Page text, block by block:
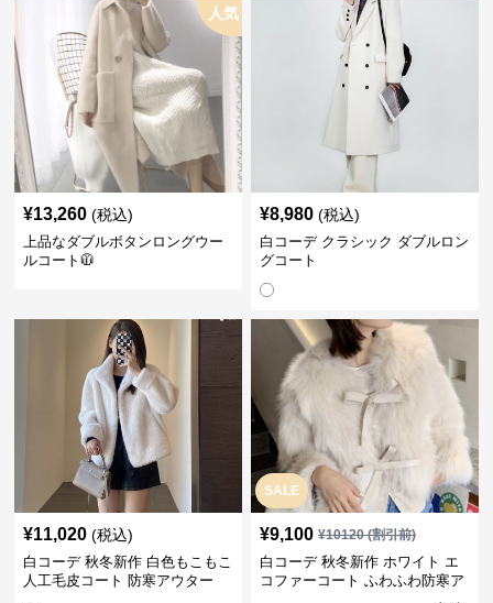
人気
¥13,260 (税込)
上品なダブルボタンロングウー
ルコート🧥
¥8,980 (税込)
白コーデ クラシック ダブルロン
グコート
¥11,020 (税込)
白コーデ 秋冬新作 白色もこもこ
人工毛皮コート 防寒アウター
SALE
¥9,100 ¥10120(割引前)
白コーデ 秋冬新作 ホワイト エ
コファーコート ふわふわ防寒ア